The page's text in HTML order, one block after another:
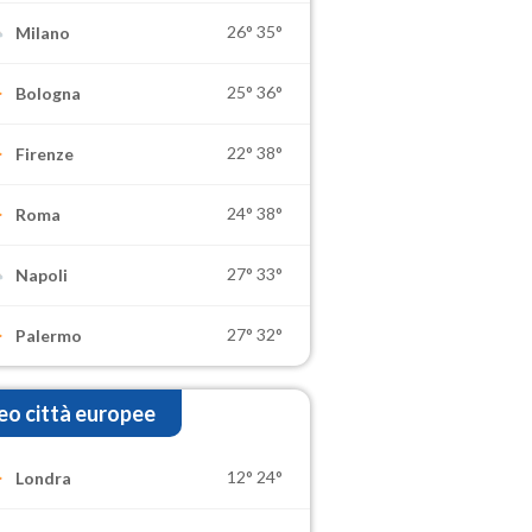
Milano 26° 35°
Bologna 25° 36°
Firenze 22° 38°
Roma 24° 38°
Napoli 27° 33°
Palermo 27° 32°
città europee
Londra 12° 24°